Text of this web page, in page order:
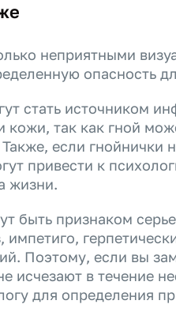
неприятными
опасность
стать источником
так как гной
если гнойнички
привести к
жизни.
быть признаком
Поэтому, если вы
исчезают в течение
для определения